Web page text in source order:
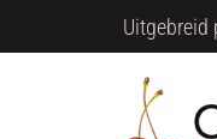
Uitgebreid